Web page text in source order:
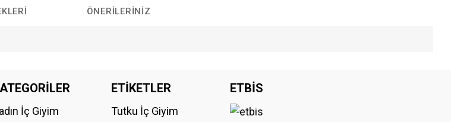
ÖNERILERINIZ
Bu ürüne ilk yorumu siz yapın!
İç Giyim
ETİKETLER
Tutku İç Giyim
ETBİS